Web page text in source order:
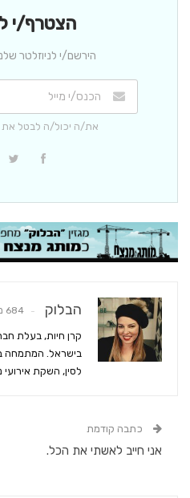
הצטרף/י
הירשם/י לניוזלטר
את/ה יכול/ה לבטל
הבלוק 684 מאמרים
קרן חיות, בעלת
בישראל. המתמחה
לסין, השקת אירועי
כתבה קודמת
אני חייב לאשתי את הכל.